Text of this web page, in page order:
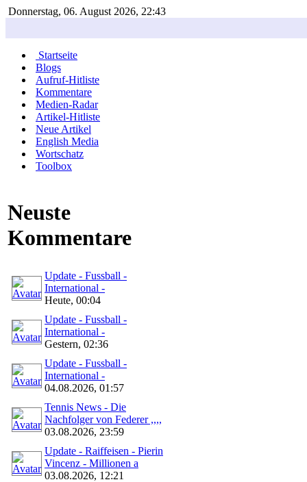
Donnerstag, 06. August 2026, 22:43
Startseite
Blogs
Aufruf-Hitliste
Kommentare
Medien-Radar
Artikel-Hitliste
Neue Artikel
English Media
Wortschatz
Toolbox
Neuste
Kommentare
Update - Fussball -
International -
Heute, 00:04
Update - Fussball -
International -
Gestern, 02:36
Update - Fussball -
International -
04.08.2026, 01:57
Tennis News - Die
Nachfolger von Federer ,,,,
03.08.2026, 23:59
Update - Raiffeisen - Pierin
Vincenz - Millionen a
03.08.2026, 12:21